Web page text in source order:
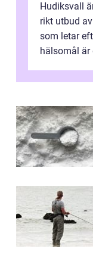
Hudiksvall
rikt utbud
som letar
hälsomål är